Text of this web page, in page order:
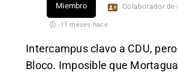
Miembro Colaborador de
11 meses hace
Intercampus clavo a CDU,
Bloco. Imposible que